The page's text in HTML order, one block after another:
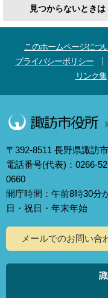
見つからないときは
このホームページにつ
プライバシーポリシー
リンク集
〒392-8511 長野県諏訪
電話番号(代表)：0266-
0660
開庁時間：午前8時30分
日・祝日・年末年始
メールでのお問い合